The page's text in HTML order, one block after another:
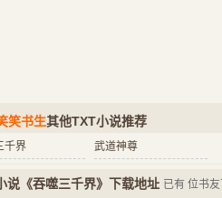
笑书生其他TXT小说推荐
千界 武道神尊
说《吞噬三千界》下载地址 已有 位书